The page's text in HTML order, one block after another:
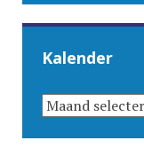
Kalender
KALENDER